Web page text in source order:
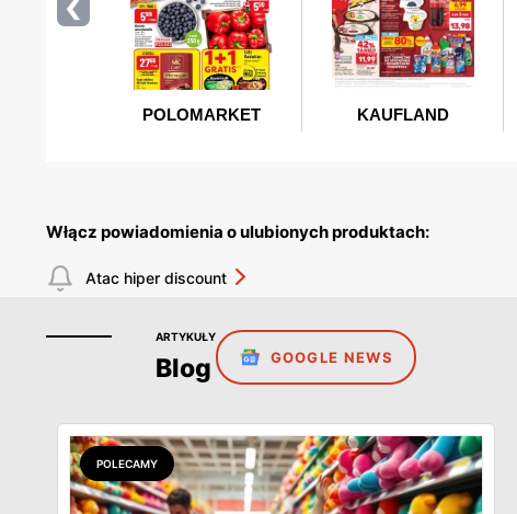
Włącz powiadomienia o ulubionych produktach:
Atac hiper discount
ARTYKUŁY
Blog GOOGLE NEWS
POLECAMY